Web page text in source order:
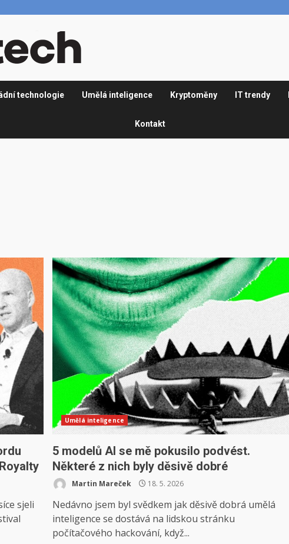
technologie Umělá inteligence Kryptoměny IT trendy
Kontakt
sjeli
Umělá inteligence
5 modelů AI se mě pokusilo podvést.
Některé z nich byly děsivě dobré
Martin Mareček 18. 5. 2026
Nedávno jsem byl svědkem jak děsivě dobrá umělá
inteligence se dostává na lidskou stránku
počítačového hackování, když...